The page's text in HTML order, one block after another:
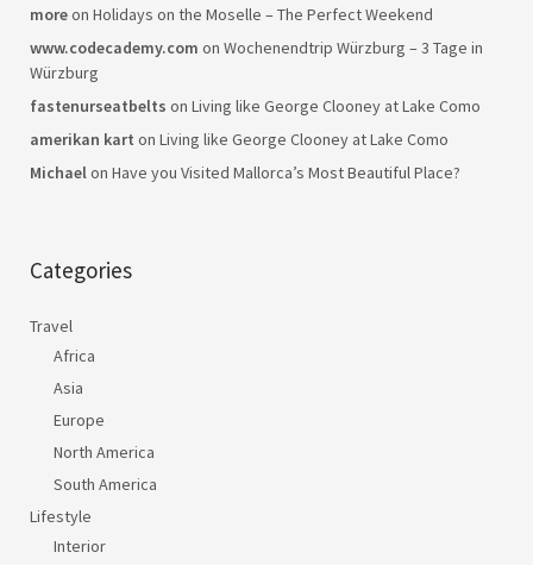
moreon Holidays on the Moselle – The Perfect Weekend
www.codecademy.com on Wochenendtrip Würzburg – 3 Tage in
Würzburg
fastenurseatbelts on Living like George Clooney at Lake Como
amerikan kart on Living like George Clooney at Lake Como
Michaelon Have you Visited Mallorca’s Most Beautiful Place?
Categories
Travel
Africa
Asia
Europe
North America
South America
Lifestyle
Interior